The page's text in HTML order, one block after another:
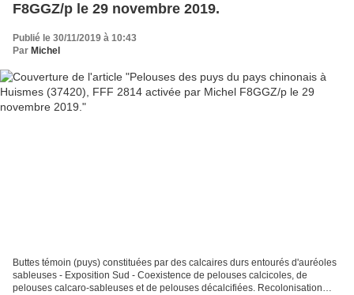
F8GGZ/p le 29 novembre 2019.
Publié le 30/11/2019 à 10:43
Par Michel
Buttes témoin (puys) constituées par des calcaires durs entourés d'auréoles
sableuses - Exposition Sud - Coexistence de pelouses calcicoles, de
pelouses calcaro-sableuses et de pelouses décalcifiées. Recolonisation